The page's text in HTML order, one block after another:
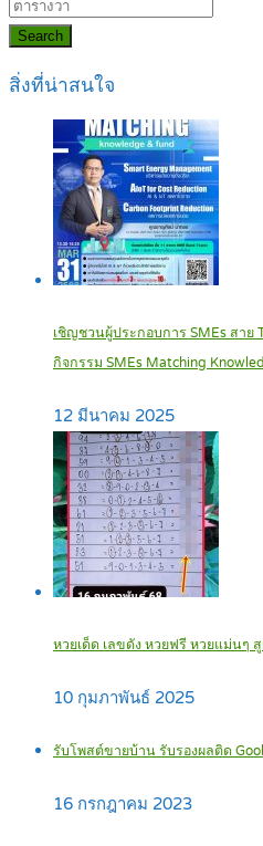
Search
สิ่งที่น่าสนใจ
เชิญชวนผู้ประกอบการ SMEs สาย
กิจกรรม SMEs Matching
12 มีนาคม 2025
หวยเด็ด เลขดัง หวยฟรี หวยแม่นๆ
10 กุมภาพันธ์ 2025
รับโพสต์ขายบ้าน รับรองผลติด
16 กรกฎาคม 2023